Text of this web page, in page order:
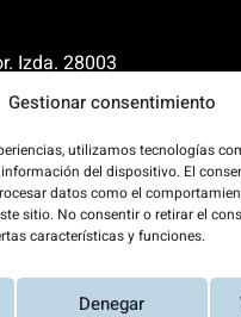
Gestionar consentimiento
utilizamos tecnologías
del dispositivo. El
datos como el
sitio. No consentir o retirar el
características y funciones.
Denegar
Izda. 28003
de carbono en un
por energías